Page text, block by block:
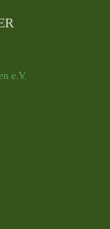
e.V.